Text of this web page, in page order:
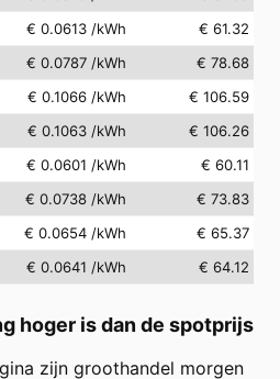
€ 0.0613 /kWh
€ 61.32
€ 0.0787 /kWh
€ 78.68
€ 0.1066 /kWh
€ 106.59
€ 0.1063 /kWh
€ 106.26
€ 0.0601 /kWh
€ 60.11
€ 0.0738 /kWh
€ 73.83
€ 0.0654 /kWh
€ 65.37
€ 0.0641 /kWh € 64.12
hoger is dan de spotprijs
zijn groothandel morgen